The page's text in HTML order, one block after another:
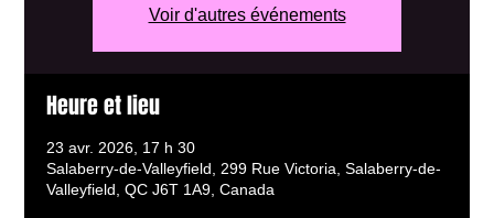
Voir d'autres événements
Heure et lieu
23 avr. 2026, 17 h 30
Salaberry-de-Valleyfield, 299 Rue Victoria, Salaberry-de-
Valleyfield, QC J6T 1A9, Canada